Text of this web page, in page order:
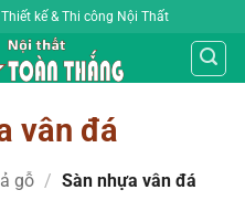
kế & Thi công Nội Thất
vân đá
gỗ / Sàn nhựa vân đá